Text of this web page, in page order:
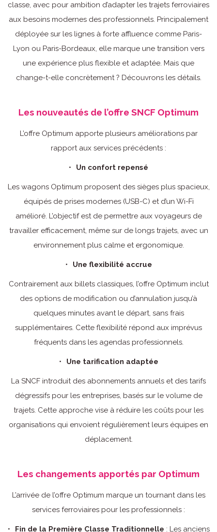
classe, avec pour ambition d’adapter les trajets ferroviaires
aux besoins modernes des professionnels. Principalement
déployée sur les lignes à forte affluence comme Paris-
Lyon ou Paris-Bordeaux, elle marque une transition vers
une expérience plus flexible et adaptée. Mais que
change-t-elle concrètement ? Découvrons les détails.
Les nouveautés de l’offre SNCF Optimum
L’offre Optimum apporte plusieurs améliorations par
rapport aux services précédents :
Un confort repensé
Les wagons Optimum proposent des sièges plus spacieux,
équipés de prises modernes (USB-C) et d’un Wi-Fi
amélioré. L’objectif est de permettre aux voyageurs de
travailler efficacement, même sur de longs trajets, avec un
environnement plus calme et ergonomique.
Une flexibilité accrue
Contrairement aux billets classiques, l’offre Optimum inclut
des options de modification ou d’annulation jusqu’à
quelques minutes avant le départ, sans frais
supplémentaires. Cette flexibilité répond aux imprévus
fréquents dans les agendas professionnels.
Une tarification adaptée
La SNCF introduit des abonnements annuels et des tarifs
dégressifs pour les entreprises, basés sur le volume de
trajets. Cette approche vise à réduire les coûts pour les
organisations qui envoient régulièrement leurs équipes en
déplacement.
Les changements apportés par Optimum
L’arrivée de l’offre Optimum marque un tournant dans les
services ferroviaires pour les professionnels :
Fin de la Première Classe Traditionnelle : Les anciens